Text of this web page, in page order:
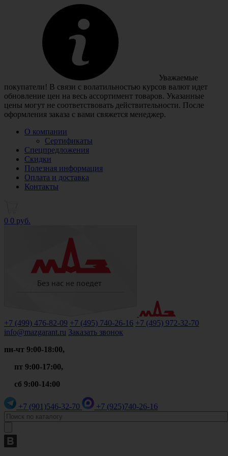
Уважаемые
покупатели! В связи с волатильностью курсов валют идет
обновление цен на весь ассортимент товаров. Указанные
цены могут не соответствовать действительности. После
оформления заказа с вами свяжется менеджер.
О компании
Сертификаты
Спецпредложения
Скидки
Полезная информация
Оплата и доставка
Контакты
0 0 руб.
+7 (499) 476-82-09 +7 (495) 740-26-16 +7 (495) 972-32-70
info@mazgarant.ru Заказать звонок
пн-чт 9:00-18:00,
пт 9:00-17:00,
сб 9:00-14:00
+7 (901)546-32-70 +7 (925)740-26-16